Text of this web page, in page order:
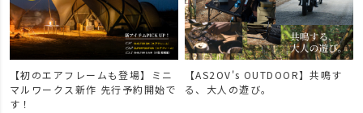
【初のエアフレームも登場】ミニ
マルワークス新作 先行予約開始で
す！
【AS2OV's OUTDOOR】共鳴す
る、大人の遊び。